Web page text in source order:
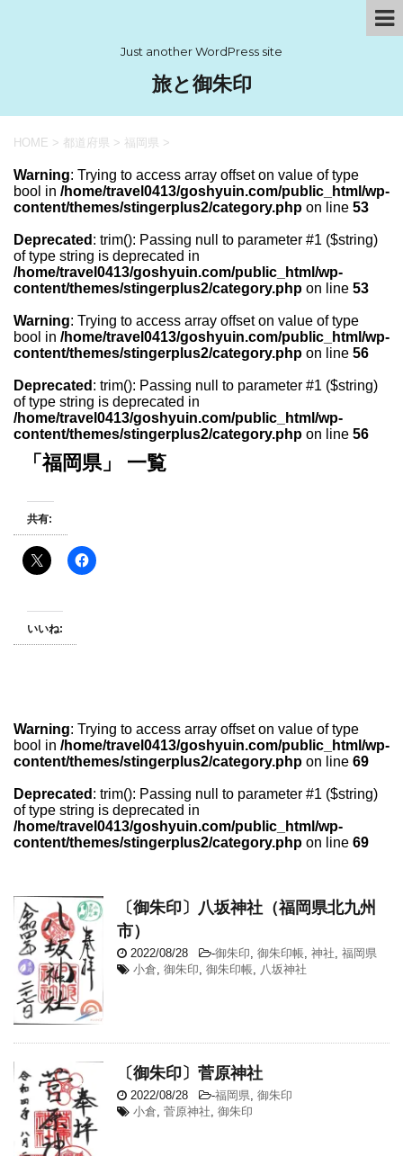
Just another WordPress site
旅と御朱印
HOME > 都道府県 > 福岡県 >
Warning: Trying to access array offset on value of type
bool in /home/travel0413/goshyuin.com/public_html/wp-
content/themes/stingerplus2/category.php on line 53
Deprecated : trim(): Passing null to parameter #1 ($string)
of type string is deprecated in
/home/travel0413/goshyuin.com/public_html/wp-
content/themes/stingerplus2/category.php on line 53
Warning: Trying to access array offset on value of type
bool in /home/travel0413/goshyuin.com/public_html/wp-
content/themes/stingerplus2/category.php on line 56
Deprecated : trim(): Passing null to parameter #1 ($string)
of type string is deprecated in
/home/travel0413/goshyuin.com/public_html/wp-
content/themes/stingerplus2/category.php on line 56
「福岡県」 一覧
共有:
いいね:
Warning: Trying to access array offset on value of type
bool in /home/travel0413/goshyuin.com/public_html/wp-
content/themes/stingerplus2/category.php on line 69
Deprecated : trim(): Passing null to parameter #1 ($string)
of type string is deprecated in
/home/travel0413/goshyuin.com/public_html/wp-
content/themes/stingerplus2/category.php on line 69
〔御朱印〕八坂神社（福岡県北九州
市）
2022/08/28 -御朱印, 御朱印帳, 神社, 福岡県
小倉, 御朱印, 御朱印帳, 八坂神社
〔御朱印〕菅原神社
2022/08/28 -福岡県, 御朱印
小倉, 菅原神社, 御朱印